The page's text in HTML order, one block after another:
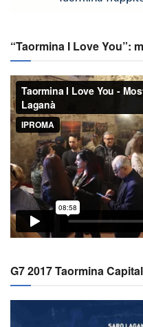
“Taormina I Love You”:
G7 2017 Taormina